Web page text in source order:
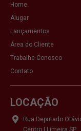
Home
Alugar
Lançamentos
Área do Cliente
Trabalhe Conosco
Contato
LOCAÇÃO
Rua Deputado
Centro | Limeira SP